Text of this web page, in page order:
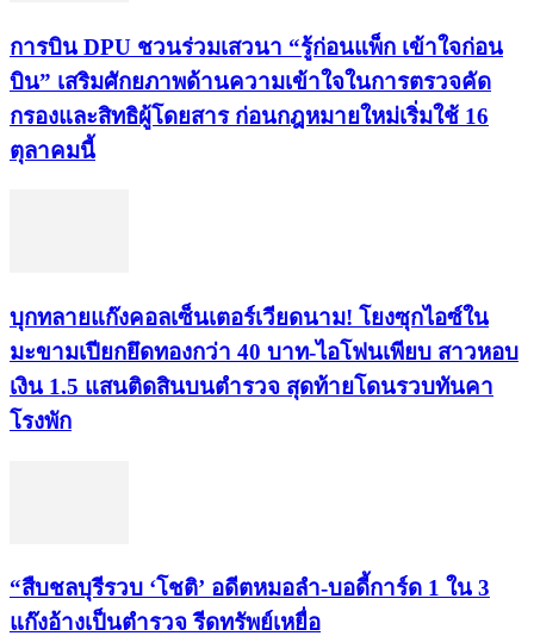
การบิน DPU ชวนร่วมเสวนา “รู้ก่อนแพ็ก เข้าใจก่อน
บิน” เสริมศักยภาพด้านความเข้าใจในการตรวจคัด
กรองและสิทธิผู้โดยสาร ก่อนกฎหมายใหม่เริ่มใช้ 16
ตุลาคมนี้
บุกทลายแก๊งคอลเซ็นเตอร์เวียดนาม! โยงซุกไอซ์ใน
มะขามเปียกยึดทองกว่า 40 บาท-ไอโฟนเพียบ สาวหอบ
เงิน 1.5 แสนติดสินบนตำรวจ สุดท้ายโดนรวบทันคา
โรงพัก
“สืบชลบุรีรวบ ‘โชติ’ อดีตหมอลำ-บอดี้การ์ด 1 ใน 3
แก๊งอ้างเป็นตำรวจ รีดทรัพย์เหยื่อ